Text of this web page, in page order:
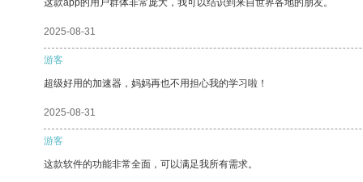
这款app的用户群体非常庞大，我可以结识到来自世界各地的朋友。
2025-08-31
游客
超级好用的加速器，妈妈再也不用担心我的学习啦！
2025-08-31
游客
这款软件的功能非常全面，可以满足我所有需求。